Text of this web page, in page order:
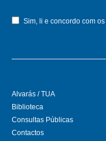
Sim, li e concordo com os
Alvarás / TUA
Biblioteca
Consultas Públicas
Contactos